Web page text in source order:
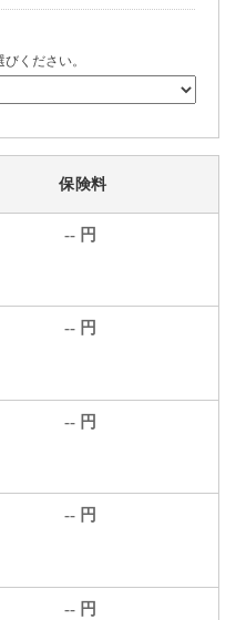
ください。
保険料
-- 円
-- 円
-- 円
-- 円
-- 円